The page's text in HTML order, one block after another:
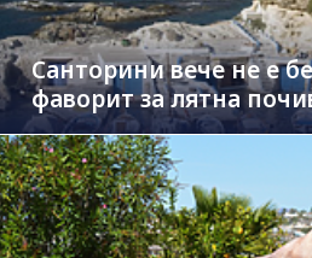
Санторини вече не е
фаворит за лятна